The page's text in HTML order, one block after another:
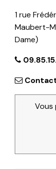
1 rue
Maubert-
Dame)
Vous